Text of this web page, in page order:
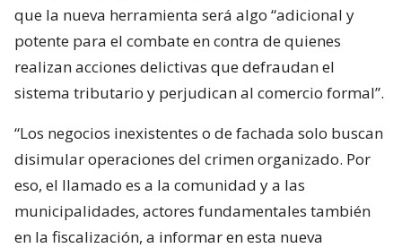
que la nueva herramienta será algo “adicional y
potente para el combate en contra de quienes
realizan acciones delictivas que defraudan el
sistema tributario y perjudican al comercio formal”.
“Los negocios inexistentes o de fachada solo buscan
disimular operaciones del crimen organizado. Por
eso, el llamado es a la comunidad y a las
municipalidades, actores fundamentales también
en la fiscalización, a informar en esta nueva